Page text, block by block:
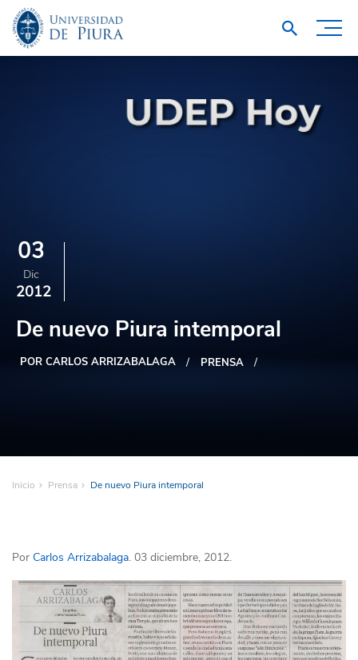
03
Dic
2012
De nuevo Piura intemporal
POR CARLOS ARRIZABALAGA PRENSA
Inicio Prensa De nuevo Piura intemporal
Por Carlos Arrizabalaga. 03 diciembre, 2012.